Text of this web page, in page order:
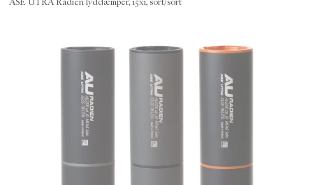
ASE UTRA Radien lyddæmper, 15x1, sort/sort